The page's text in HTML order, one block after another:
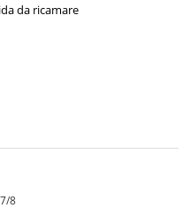
da ricamare
8